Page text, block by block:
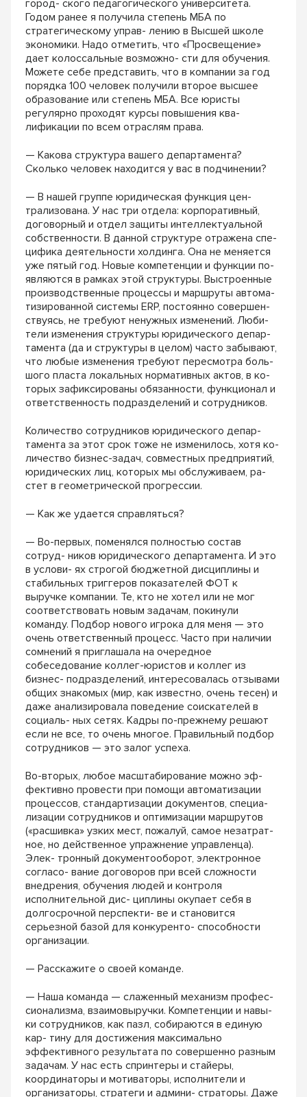
город- ского педагогического университета.
Годом ранее я получила степень МБА по
стратегическому управ- лению в Высшей школе
экономики. Надо отметить, что «Просвещение»
дает колоссальные возможно- сти для обучения.
Можете себе представить, что в компании за год
порядка 100 человек получили второе высшее
образование или степень MБА. Все юристы
регулярно проходят курсы повышения ква-
лификации по всем отраслям права.
— Какова структура вашего департамента?
Сколько человек находится у вас в подчинении?
— В нашей группе юридическая функция цен-
трализована. У нас три отдела: корпоративный,
договорный и отдел защиты интеллектуальной
собственности. В данной структуре отражена спе-
цифика деятельности холдинга. Она не меняется
уже пятый год. Новые компетенции и функции по-
являются в рамках этой структуры. Выстроенные
производственные процессы и маршруты автома-
тизированной системы ERP, постоянно совершен-
ствуясь, не требуют ненужных изменений. Люби-
тели изменения структуры юридического депар-
тамента (да и структуры в целом) часто забывают,
что любые изменения требуют пересмотра боль-
шого пласта локальных нормативных актов, в ко-
торых зафиксированы обязанности, функционал и
ответственность подразделений и сотрудников.
Количество сотрудников юридического депар-
тамента за этот срок тоже не изменилось, хотя ко-
личество бизнес-задач, совместных предприятий,
юридических лиц, которых мы обслуживаем, ра-
стет в геометрической прогрессии.
— Как же удается справляться?
— Во-первых, поменялся полностью состав
сотруд- ников юридического департамента. И это
в услови- ях строгой бюджетной дисциплины и
стабильных триггеров показателей ФОТ к
выручке компании. Те, кто не хотел или не мог
соответствовать новым задачам, покинули
команду. Подбор нового игрока для меня — это
очень ответственный процесс. Часто при наличии
сомнений я приглашала на очередное
собеседование коллег-юристов и коллег из
бизнес- подразделений, интересовалась отзывами
общих знакомых (мир, как известно, очень тесен) и
даже анализировала поведение соискателей в
социаль- ных сетях. Кадры по-прежнему решают
если не все, то очень многое. Правильный подбор
сотрудников — это залог успеха.
Во-вторых, любое масштабирование можно эф-
фективно провести при помощи автоматизации
процессов, стандартизации документов, специа-
лизации сотрудников и оптимизации маршрутов
(«расшивка» узких мест, пожалуй, самое незатрат-
ное, но действенное упражнение управленца).
Элек- тронный документооборот, электронное
согласо- вание договоров при всей сложности
внедрения, обучения людей и контроля
исполнительной дис- циплины окупает себя в
долгосрочной перспекти- ве и становится
серьезной базой для конкуренто- способности
организации.
— Расскажите о своей команде.
— Наша команда — слаженный механизм профес-
сионализма, взаимовыручки. Компетенции и навы-
ки сотрудников, как пазл, собираются в единую
кар- тину для достижения максимально
эффективного результата по совершенно разным
задачам. У нас есть спринтеры и стайеры,
координаторы и мотиваторы, исполнители и
организаторы, стратеги и админи- страторы. Даже